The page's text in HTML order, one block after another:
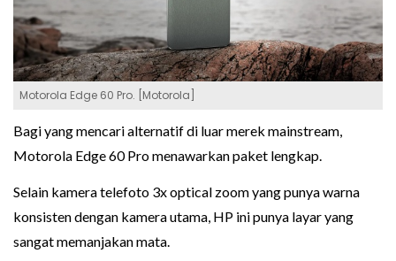
Motorola Edge 60 Pro. [Motorola]
Bagi yang mencari alternatif di luar merek mainstream,
Motorola Edge 60 Pro menawarkan paket lengkap.
Selain kamera telefoto 3x optical zoom yang punya warna
konsisten dengan kamera utama, HP ini punya layar yang
sangat memanjakan mata.